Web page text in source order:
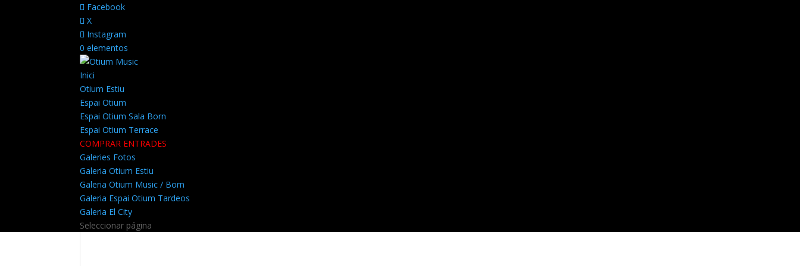
Facebook
X
Instagram
0 elementos
Inici
Otium Estiu
Espai Otium
Espai Otium Sala Born
Espai Otium Terrace
COMPRAR ENTRADES
Galeries Fotos
Galeria Otium Estiu
Galeria Otium Music / Born
Galeria Espai Otium Tardeos
Galeria El City
Seleccionar página